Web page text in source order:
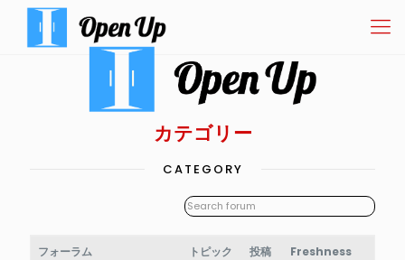
カテゴリー
CATEGORY
フォーラム トピック 投稿 Freshness